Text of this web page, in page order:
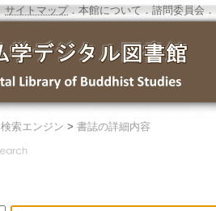
サイトマップ．本館について ． 諮問委員会 ．
検索エンジン > 書誌の詳細内容